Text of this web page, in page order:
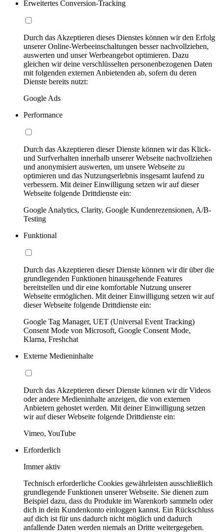
Erweitertes Conversion-Tracking
Durch das Akzeptieren dieses Dienstes können wir den Erfolg
unserer Online-Werbeeinschaltungen besser nachvollziehen,
auswerten und unser Werbeangebot optimieren. Dazu
gleichen wir deine verschlüsselten personenbezogenen Daten
mit folgenden externen Anbietenden ab, sofern du deren
Dienste bereits nutzt:
Google Ads
Performance
Durch das Akzeptieren dieser Dienste können wir das Klick-
und Surfverhalten innerhalb unserer Webseite nachvollziehen
und anonymisiert auswerten, um unsere Webseite zu
optimieren und das Nutzungserlebnis insgesamt laufend zu
verbessern. Mit deiner Einwilligung setzen wir auf dieser
Webseite folgende Drittdienste ein:
Google Analytics, Clarity, Google Kundenrezensionen, A/B-
Testing
Funktional
Durch das Akzeptieren dieser Dienste können wir dir über die
grundlegenden Funktionen hinausgehende Features
bereitstellen und dir eine komfortable Nutzung unserer
Webseite ermöglichen. Mit deiner Einwilligung setzen wir auf
dieser Webseite folgende Drittdienste ein:
Google Tag Manager, UET (Universal Event Tracking)
Consent Mode von Microsoft, Google Consent Mode,
Klarna, Freshchat
Externe Medieninhalte
Durch das Akzeptieren dieser Dienste können wir dir Videos
oder andere Medieninhalte anzeigen, die von externen
Anbietern gehostet werden. Mit deiner Einwilligung setzen
wir auf dieser Webseite folgende Drittdienste ein:
Vimeo, YouTube
Erforderlich
Immer aktiv
Technisch erforderliche Cookies gewährleisten ausschließlich
grundlegende Funktionen unserer Webseite. Sie dienen zum
Beispiel dazu, dass du Produkte im Warenkorb sammeln oder
dich in dein Kundenkonto einloggen kannst. Ein Rückschluss
auf dich ist für uns dadurch nicht möglich und dadurch
anfallende Daten werden niemals an Dritte weitergegeben.